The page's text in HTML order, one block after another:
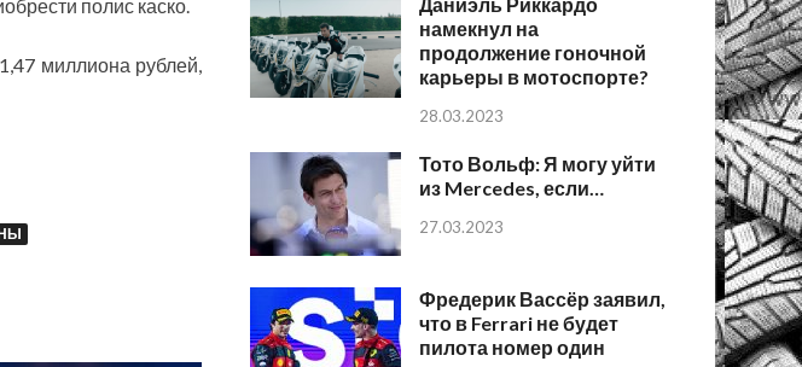
полис каско.
миллиона рублей,
Даниэль Риккардо
намекнул на
продолжение гоночной
карьеры в мотоспорте?
28.03.2023
Тото Вольф: Я могу уйти
из Mercedes, если…
27.03.2023
Фредерик Вассёр заявил,
что в Ferrari не будет
пилота номер один